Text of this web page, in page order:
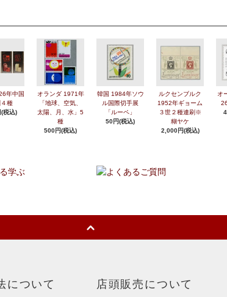
年中国
種
税込)
オランダ 1971年
「地球、空気、
太陽、月、水」5
種
500円(税込)
韓国 1984年ソウ
ル国際切手展
「ルーペ」
50円(税込)
ルクセンブルク
1952年ギョーム
３世２種連刷※
糊ヤケ
2,000円(税込)
オ
について 店頭販売について